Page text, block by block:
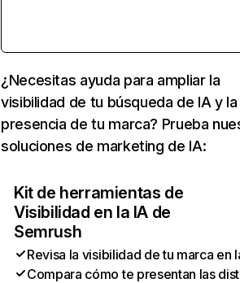
¿Necesitas ayuda para ampliar la
visibilidad de tu búsqueda de IA y la
presencia de tu marca? Prueba
soluciones de marketing de IA:
Kit de herramientas de
Visibilidad en la IA de
Semrush
Revisa la visibilidad de tu marca en
Compara cómo te presentan las